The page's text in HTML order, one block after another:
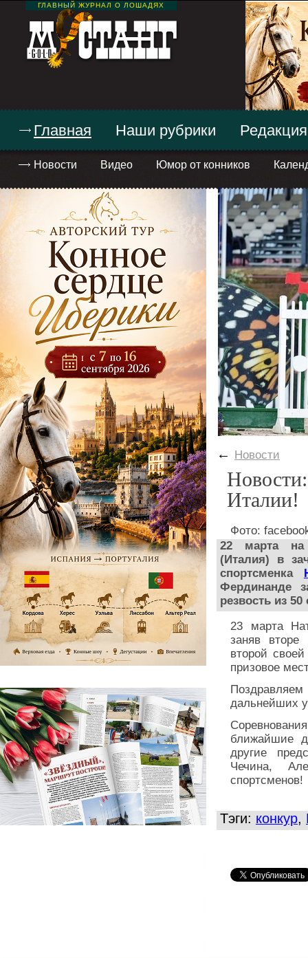
ГЛАВНЫЙ ЖУРНАЛ О ЛОШАДЯХ
Главная
Новости Видео Юмор от конников
Наши рубрики Редакция
← Новости
Италии!
Фото:
22 марта
(Италия) в
спортсменка
Фердинанде
резвость из
23 марта
заняв
второй
призовое
дальнейших
ближайшие
другие
Чечина,
спортсменов!
Тэги: конкур,